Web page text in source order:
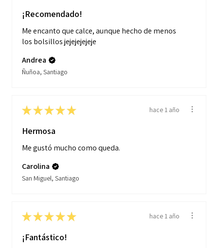
¡Recomendado!
Me encanto que calce, aunque hecho de menos
los bolsillos jejejejejeje
Andrea
Ñuñoa, Santiago
★★★★★ hace 1 año
Hermosa
Me gustó mucho como queda.
Carolina
San Miguel, Santiago
★★★★★ hace 1 año
¡Fantástico!